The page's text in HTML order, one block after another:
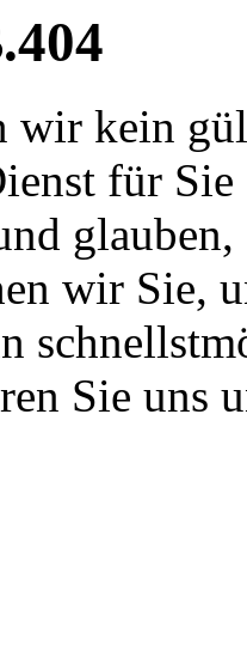
wir kein
für
wir Sie,
Sie uns